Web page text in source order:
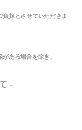
担とさせていただきま
ある場合を除き、
-